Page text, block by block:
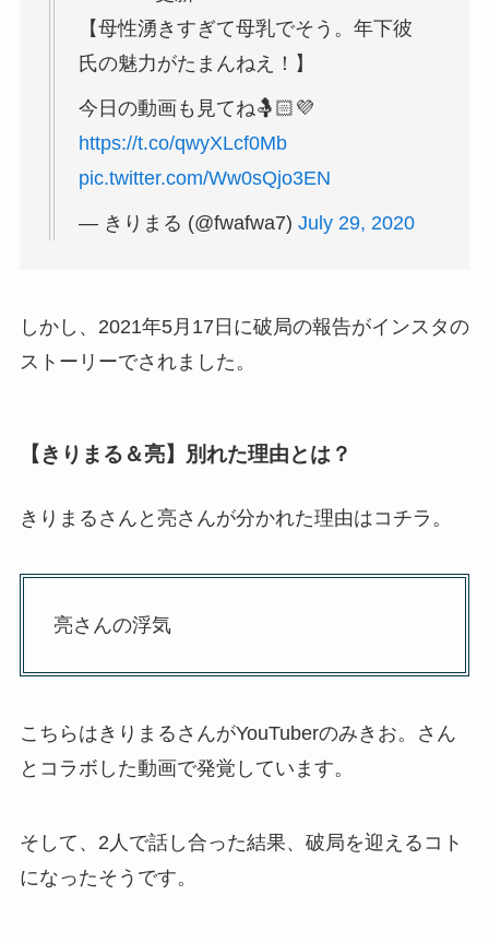
【母性湧きすぎて母乳でそう。年下彼
氏の魅力がたまんねえ！】
今日の動画も見てね🤱🏻💜
https://t.co/qwyXLcf0Mb
pic.twitter.com/Ww0sQjo3EN
— きりまる (@fwafwa7) July 29, 2020
しかし、2021年5月17日に破局の報告がインスタの
ストーリーでされました。
【きりまる＆亮】別れた理由とは？
きりまるさんと亮さんが分かれた理由はコチラ。
亮さんの浮気
こちらはきりまるさんがYouTuberのみきお。さん
とコラボした動画で発覚しています。
そして、2人で話し合った結果、破局を迎えるコト
になったそうです。